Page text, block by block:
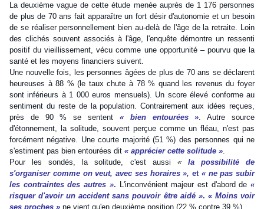
La deuxième vague de cette étude menée auprès de 1 176 personnes
de plus de 70 ans fait apparaître un fort désir d'autonomie et un besoin
de se réaliser personnellement bien au-delà de l'âge de la retraite. Loin
des clichés souvent associés à l'âge, l'enquête démontre un ressenti
positif du vieillissement, vécu comme une opportunité – pourvu que la
santé et les moyens financiers suivent.
Une nouvelle fois, les personnes âgées de plus de 70 ans se déclarent
heureuses à 88 % (le taux chute à 78 % quand les revenus du foyer
sont inférieurs à 1 000 euros mensuels). Un score élevé conforme au
sentiment du reste de la population. Contrairement aux idées reçues,
près de 90 % se sentent « bien entourées ». Autre source
d'étonnement, la solitude, souvent perçue comme un fléau, n'est pas
forcément négative. Une courte majorité (51 %) des personnes qui ne
s'estiment pas bien entourées dit « apprécier cette solitude ».
Pour les sondés, la solitude, c'est aussi « la possibilité de
s'organiser comme on veut, avec ses horaires », et « ne pas subir
les contraintes des autres ». L'inconvénient majeur est d'abord de«
risquer d'avoir un accident sans pouvoir être aidé ». « Moins voir
ses proches » ne vient qu'en deuxième position (22 % contre 39 %).